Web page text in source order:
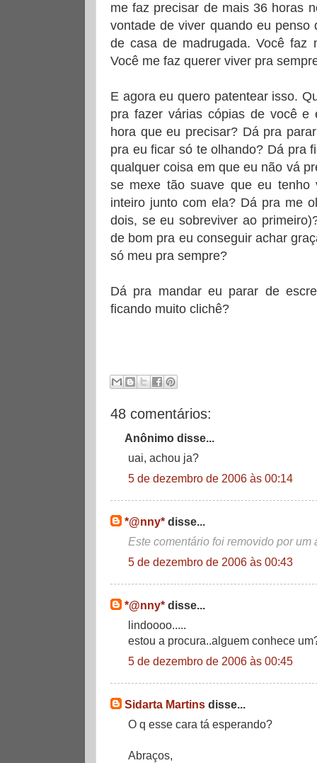
me faz precisar de mais 36 horas
vontade de viver quando eu penso
de casa de madrugada. Você faz
Você me faz querer viver pra
E agora eu quero patentear isso.
pra fazer várias cópias de você e
hora que eu precisar? Dá pra
pra eu ficar só te olhando? Dá pra
qualquer coisa em que eu não vá
se mexe tão suave que eu tenho
inteiro junto com ela? Dá pra me
dois, se eu sobreviver ao
de bom pra eu conseguir achar
só meu pra sempre?
Dá pra mandar eu parar de
ficando muito clichê?
48 comentários:
Anônimo disse...
uai, achou ja?
5 de dezembro de 2006 às 00:14
*@nny* disse...
Este comentário foi removido por um
5 de dezembro de 2006 às 00:43
*@nny* disse...
lindoooo.....
estou a procura..alguem conhece
5 de dezembro de 2006 às 00:45
Sidarta Martins disse...
O q esse cara tá esperando?
Abraços,